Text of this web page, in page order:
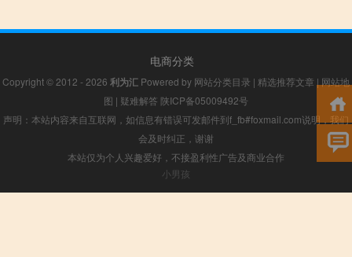
电商分类
Copyright © 2012 - 2026 利为汇 Powered by 网站分类目录 | 精选推荐文章 | 网站地
图 | 疑难解答 陕ICP备05009492号
声明：本站内容来自互联网，如信息有错误可发邮件到f_fb#foxmail.com说明，我们
会及时纠正，谢谢
本站仅为个人兴趣爱好，不接盈利性广告及商业合作
小男孩